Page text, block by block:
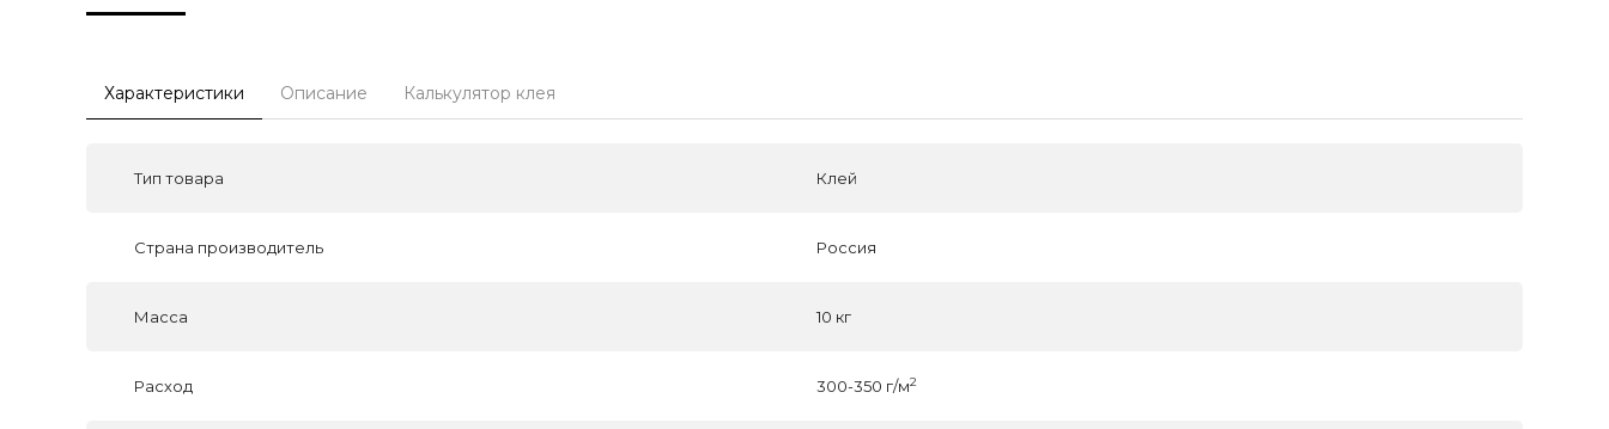
Характеристики Описание Калькулятор клея
Тип товара Клей
Страна производитель Россия
Масса 10 кг
Расход 300-350 г/м2